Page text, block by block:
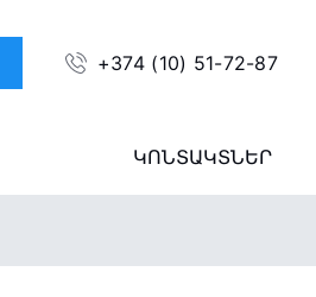
+374 (10) 51-72-87
ԿՈՆՏԱԿՏՆԵՐ